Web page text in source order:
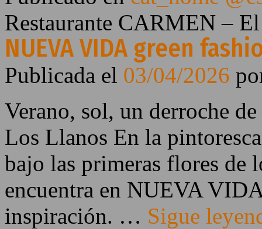
Restaurante CARMEN –
NUEVA VIDA green
Publicada el 03/04/2026
Verano, sol, un derroche
Los Llanos En la
bajo las primeras flores de
encuentra en NUEVA
inspiración. … Sigue